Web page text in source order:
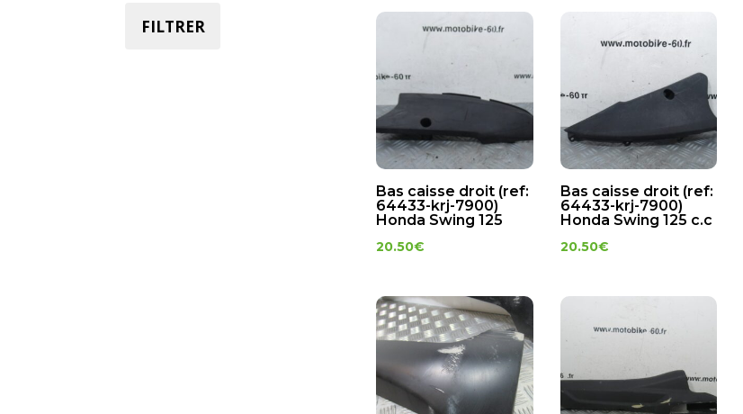
FILTRER
Bas caisse droit (ref:
64433-krj-7900)
Honda Swing 125
20.50€
Bas caisse droit (ref:
64433-krj-7900)
Honda Swing 125 c.c
20.50€